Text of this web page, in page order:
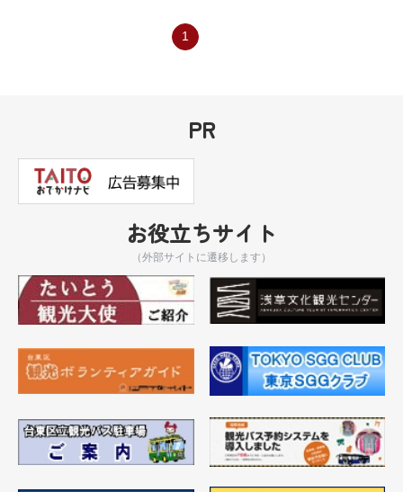
1
PR
お役立ちサイト
（外部サイトに遷移します）